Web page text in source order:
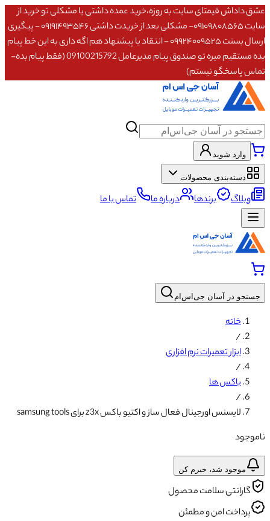
عشق داداش قیمتای سایت به روزه،خرید عمده داشتی یا مشکلی تو خرید از
سایت ۰۹۱۰۹۸۰۸۵۶۵- مشکلی بعد از خریدت داشتی ۰۹۱۹۱۴۹۳۵۴۶ - پیگیری
ارسال بستت ۰۹۹۲۴۰۰۹۵۲۵ - انتقاد یا پیشنهاد هم اگه داری به این خط پیام
بده مستقیم میره تو صندوق پیام مدیرعامل 09100215792 (فقط پیام بده-
تماس پاسخگو نیستم)
وارد شوید
دسته‌بندی محصولات
وبلاگ برندها درباره ما تماس با ما
جستجو در آسان جی‌اس‌ام
خانه
/
ابزار تعمیرات نرم افزاری
/
باکس ها
/
لایسنس اورجینال فعال ساز و اکتیو باکس z3x برای samsung tools
ناموجود
موجود شد، خبرم کن
گارانتی سلامت محصول
پرداخت امن و مطمئن